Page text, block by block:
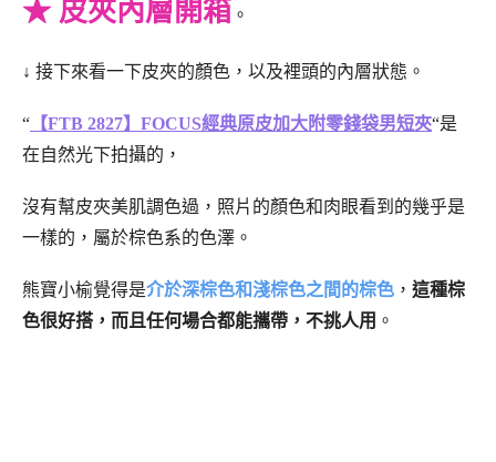
★ 皮夾內層開箱 。
↓ 接下來看一下皮夾的顏色，以及裡頭的內層狀態。
“ 【FTB 2827】FOCUS經典原皮加大附零錢袋男短夾“是
在自然光下拍攝的，
沒有幫皮夾美肌調色過，照片的顏色和肉眼看到的幾乎是
一樣的，屬於棕色系的色澤。
熊寶小榆覺得是介於深棕色和淺棕色之間的棕色 ， 這種棕
色很好搭，而且任何場合都能攜帶，不挑人用 。